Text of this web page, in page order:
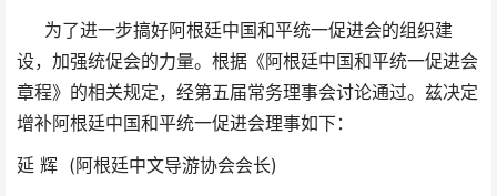
为了进一步搞好阿根廷中国和平统一促进会的组织建
设，加强统促会的力量。根据《阿根廷中国和平统一促进会
章程》的相关规定，经第五届常务理事会讨论通过。兹决定
增补阿根廷中国和平统一促进会理事如下：
延 辉 (阿根廷中文导游协会会长)